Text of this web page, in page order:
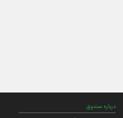
درباره صندوق